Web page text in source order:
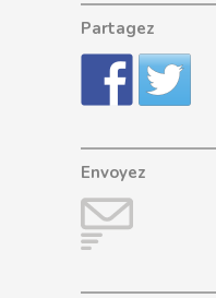
Partagez
Envoyez